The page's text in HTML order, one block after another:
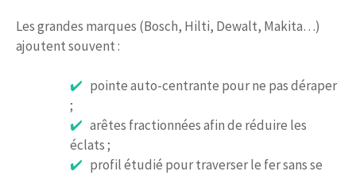
Les grandes marques (Bosch, Hilti, Dewalt, Makita…)
ajoutent souvent :
pointe auto-centrante pour ne pas déraper
;
arêtes fractionnées afin de réduire les
éclats ;
profil étudié pour traverser le fer sans se